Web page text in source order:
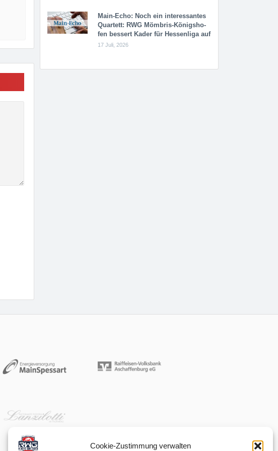
Cookie-Zustimmung verwalten
Main-Echo: Noch ein in­ter­es­san­tes
Quar­tett: RWG Möm­b­ris-Kö­n­igs­ho­
fen bessert Kader für Hessenliga auf
17 Juli, 2026